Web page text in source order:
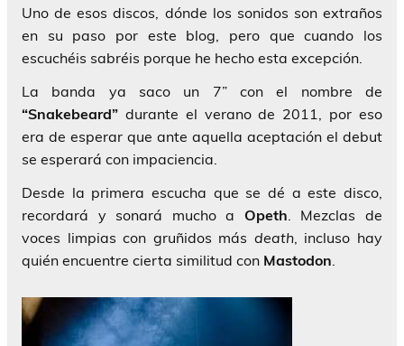
Uno de esos discos, dónde los sonidos son extraños
en su paso por este blog, pero que cuando los
escuchéis sabréis porque he hecho esta excepción.
La banda ya saco un 7” con el nombre de
“Snakebeard” durante el verano de 2011, por eso
era de esperar que ante aquella aceptación el debut
se esperará con impaciencia.
Desde la primera escucha que se dé a este disco,
recordará y sonará mucho a Opeth . Mezclas de
voces limpias con gruñidos más death, incluso hay
quién encuentre cierta similitud con Mastodon